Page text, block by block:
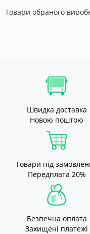
Товари обраного
Швидка доставка
Новою поштою
Товари під
Передплата 20%
Безпечна оплата
Захищені платежі